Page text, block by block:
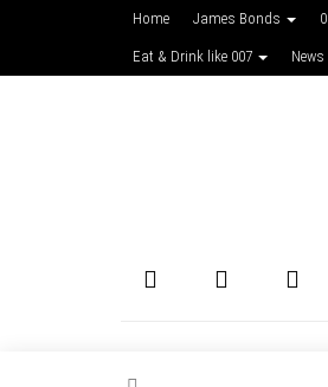
Home James Bonds
Eat & Drink like 007